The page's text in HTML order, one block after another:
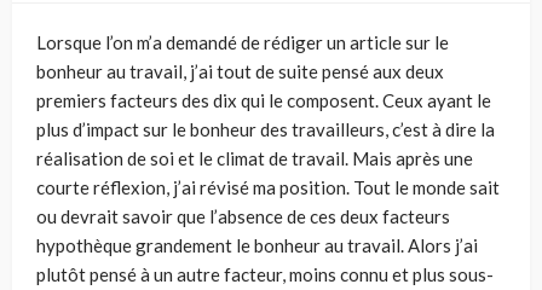
Lorsque l’on m’a demandé de rédiger un article sur le
bonheur au travail, j’ai tout de suite pensé aux deux
premiers facteurs des dix qui le composent. Ceux ayant le
plus d’impact sur le bonheur des travailleurs, c’est à dire la
réalisation de soi et le climat de travail. Mais après une
courte réflexion, j’ai révisé ma position. Tout le monde sait
ou devrait savoir que l’absence de ces deux facteurs
hypothèque grandement le bonheur au travail. Alors j’ai
plutôt pensé à un autre facteur, moins connu et plus sous-